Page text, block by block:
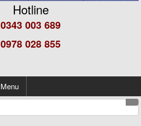
Hotline
0343 003 689
0978 028 855
Menu